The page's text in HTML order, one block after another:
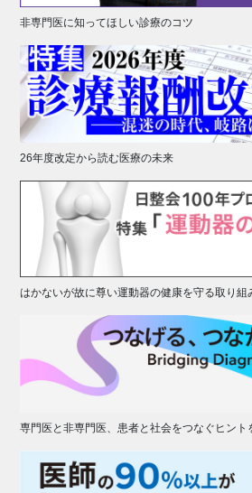
非専門医に知ってほしい診療のコツ
26年度改定から読む医療の未来
はかないが故に尊い運動器の健康を守る取り組
専門医と非専門医、患者と社会をつなぐヒント